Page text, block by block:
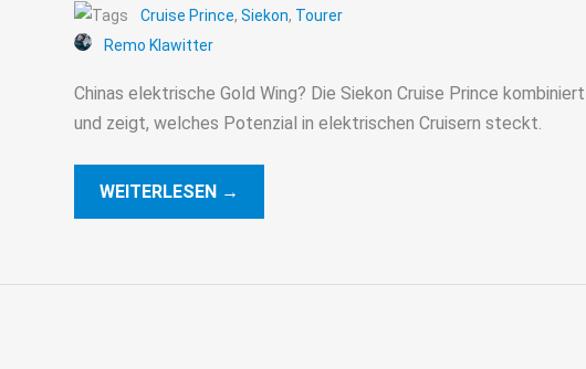
Cruise Prince, Siekon, Tourer
Remo Klawitter
Chinas elektrische Gold Wing? Die Siekon Cruise Prince
und zeigt, welches Potenzial in elektrischen Cruisern steckt.
WEITERLESEN →